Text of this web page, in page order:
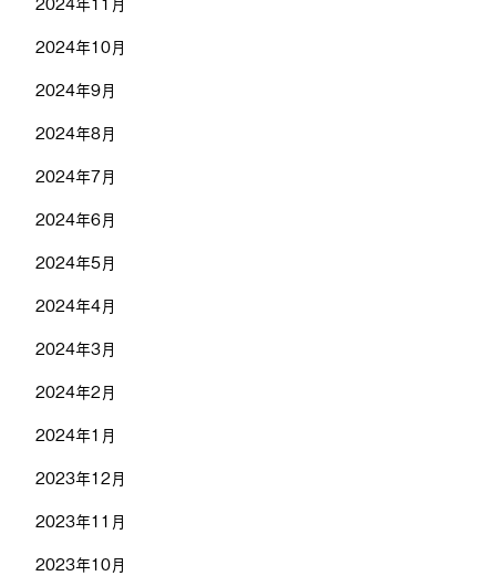
2024年10月
2024年9月
2024年8月
2024年7月
2024年6月
2024年5月
2024年4月
2024年3月
2024年2月
2024年1月
2023年12月
2023年11月
2023年10月